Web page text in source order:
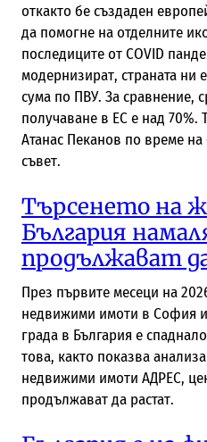
откакто бе създаден
да помогне на отделните
последиците от COVID
модернизират, страната ни
сума по ПВУ. За сравнение,
получаване в ЕС е над 70%.
Атанас Пеканов по време
съвет.
Търсенето на
България
продължават
През първите месеци на
недвижими имоти в София
града в България е
това, както показва
недвижими имоти АДРЕС,
продължават да растат.